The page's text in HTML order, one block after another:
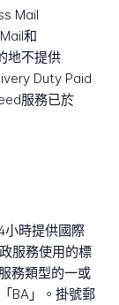
Mail
和
地不提供
Duty Paid
服務已於
小時提供國際
服務使用的標
務類型的一或
BA」。掛號郵